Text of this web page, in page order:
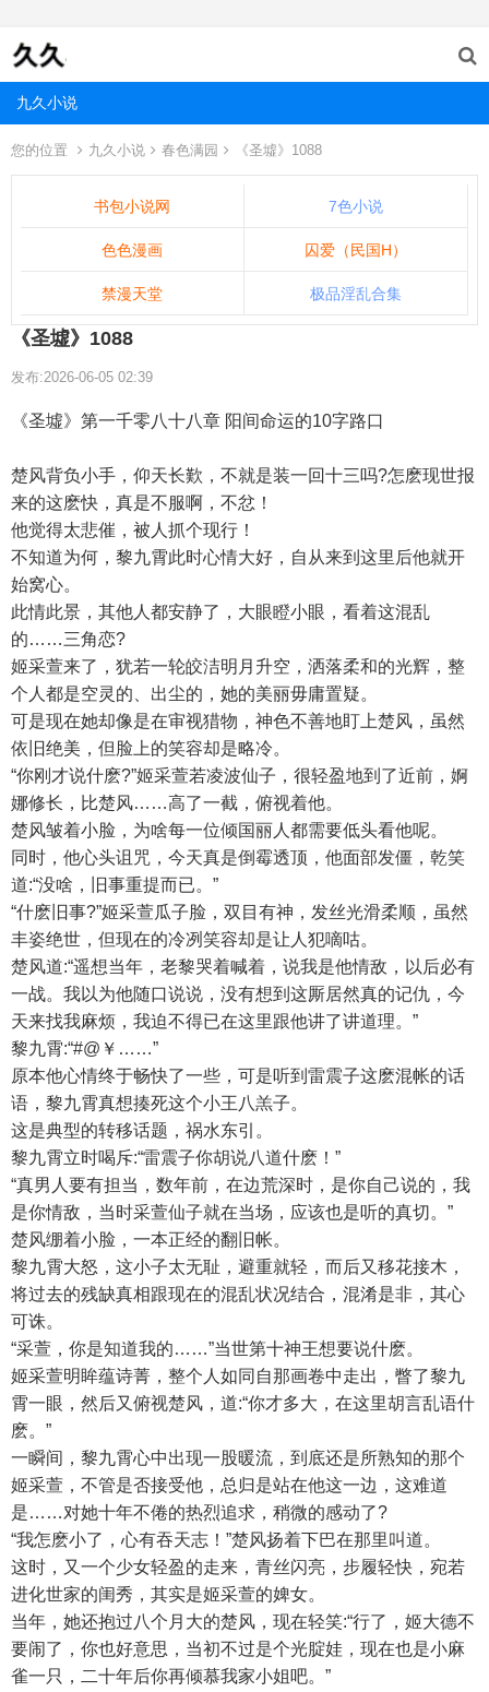
九久小说
您的位置 九久小说 春色满园 《圣墟》1088
书包小说网 7色小说
色色漫画 囚爱（民国H）
禁漫天堂 极品淫乱合集
《圣墟》1088
发布:2026-06-05 02:39
《圣墟》第一千零八十八章 阳间命运的10字路口
楚风背负小手，仰天长歎，不就是装一回十三吗?怎麽现世报
来的这麽快，真是不服啊，不忿！
他觉得太悲催，被人抓个现行！
不知道为何，黎九霄此时心情大好，自从来到这里后他就开
始窝心。
此情此景，其他人都安静了，大眼瞪小眼，看着这混乱
的……三角恋?
姬采萱来了，犹若一轮皎洁明月升空，洒落柔和的光辉，整
个人都是空灵的、出尘的，她的美丽毋庸置疑。
可是现在她却像是在审视猎物，神色不善地盯上楚风，虽然
依旧绝美，但脸上的笑容却是略冷。
“你刚才说什麽?”姬采萱若凌波仙子，很轻盈地到了近前，婀
娜修长，比楚风……高了一截，俯视着他。
楚风皱着小脸，为啥每一位倾国丽人都需要低头看他呢。
同时，他心头诅咒，今天真是倒霉透顶，他面部发僵，乾笑
道:“没啥，旧事重提而已。”
“什麽旧事?”姬采萱瓜子脸，双目有神，发丝光滑柔顺，虽然
丰姿绝世，但现在的冷冽笑容却是让人犯嘀咕。
楚风道:“遥想当年，老黎哭着喊着，说我是他情敌，以后必有
一战。我以为他随口说说，没有想到这厮居然真的记仇，今
天来找我麻烦，我迫不得已在这里跟他讲了讲道理。”
黎九霄:“#@￥……”
原本他心情终于畅快了一些，可是听到雷震子这麽混帐的话
语，黎九霄真想揍死这个小王八羔子。
这是典型的转移话题，祸水东引。
黎九霄立时喝斥:“雷震子你胡说八道什麽！”
“真男人要有担当，数年前，在边荒深时，是你自己说的，我
是你情敌，当时采萱仙子就在当场，应该也是听的真切。”
楚风绷着小脸，一本正经的翻旧帐。
黎九霄大怒，这小子太无耻，避重就轻，而后又移花接木，
将过去的残缺真相跟现在的混乱状况结合，混淆是非，其心
可诛。
“采萱，你是知道我的……”当世第十神王想要说什麽。
姬采萱明眸蕴诗菁，整个人如同自那画卷中走出，瞥了黎九
霄一眼，然后又俯视楚风，道:“你才多大，在这里胡言乱语什
麽。”
一瞬间，黎九霄心中出现一股暖流，到底还是所熟知的那个
姬采萱，不管是否接受他，总归是站在他这一边，这难道
是……对她十年不倦的热烈追求，稍微的感动了?
“我怎麽小了，心有吞天志！”楚风扬着下巴在那里叫道。
这时，又一个少女轻盈的走来，青丝闪亮，步履轻快，宛若
进化世家的闺秀，其实是姬采萱的婢女。
当年，她还抱过八个月大的楚风，现在轻笑:“行了，姬大德不
要闹了，你也好意思，当初不过是个光腚娃，现在也是小麻
雀一只，二十年后你再倾慕我家小姐吧。”